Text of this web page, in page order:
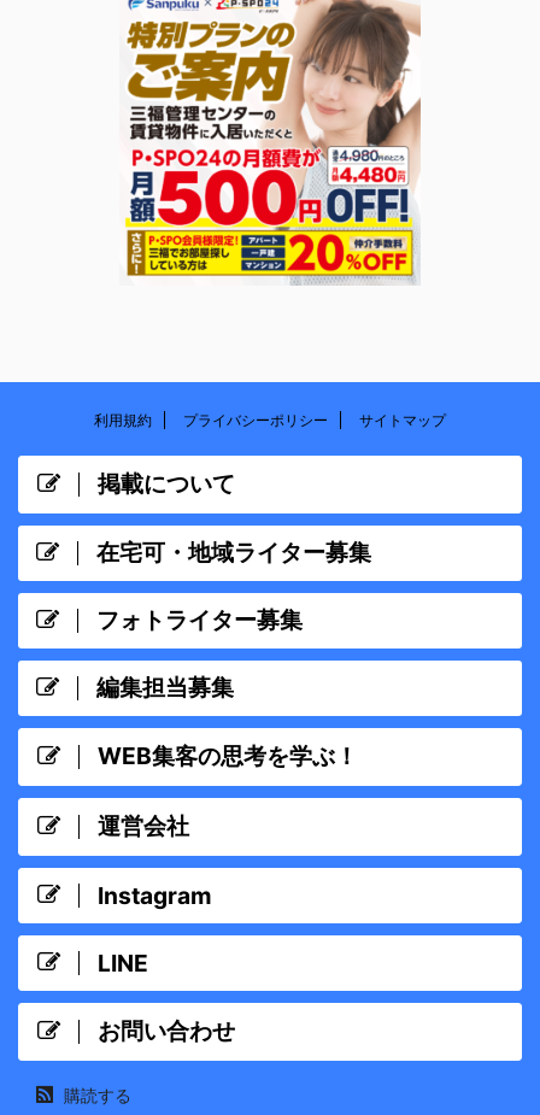
利用規約 プライバシーポリシー サイトマップ
掲載について
在宅可・地域ライター募集
フォトライター募集
編集担当募集
WEB集客の思考を学ぶ！
運営会社
Instagram
LINE
お問い合わせ
購読する